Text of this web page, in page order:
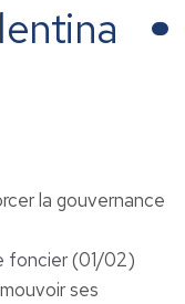
la gouvernance
foncier (01/02)
ses